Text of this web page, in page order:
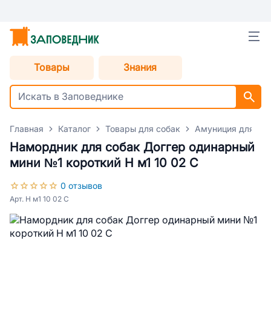
Товары Знания
Главная Каталог Товары для собак Амуниция для
Намордник для собак Доггер одинарный
мини №1 короткий Н м1 10 02 С
0 отзывов
Арт. Н м1 10 02 С